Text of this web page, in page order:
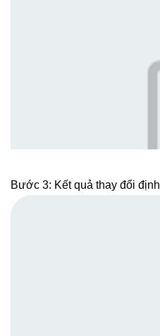
Bước 3: Kết quả thay đổi